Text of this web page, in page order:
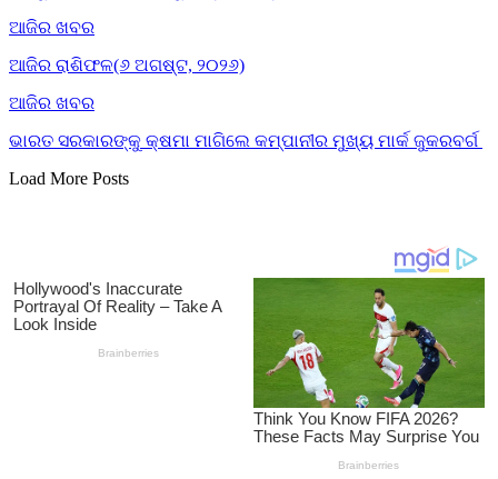
ଆଜିର ଖବର
ଆଜିର ରାଶିଫଳ(୬ ଅଗଷ୍ଟ, ୨୦୨୬)
ଆଜିର ଖବର
ଭାରତ ସରକାରଙ୍କୁ କ୍ଷମା ମାଗିଲେ କମ୍ପାନୀର ମୁଖ୍ୟ ମାର୍କ ଜୁକରବର୍ଗ
Load More Posts